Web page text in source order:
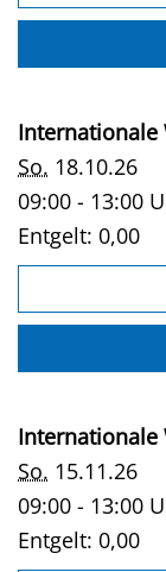
Internationale
So. 18.10.26
09:00 - 13:00
Entgelt: 0,00
Internationale
So. 15.11.26
09:00 - 13:00
Entgelt: 0,00